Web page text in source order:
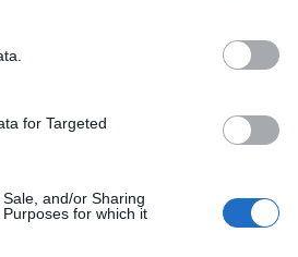
for Targeted
and/or Sharing
for which it
de quien toma
lo incluyó
de forma